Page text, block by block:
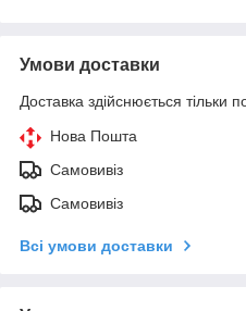
Умови доставки
Доставка здійснюється тільки
Нова Пошта
Самовивіз
Самовивіз
Всі умови доставки